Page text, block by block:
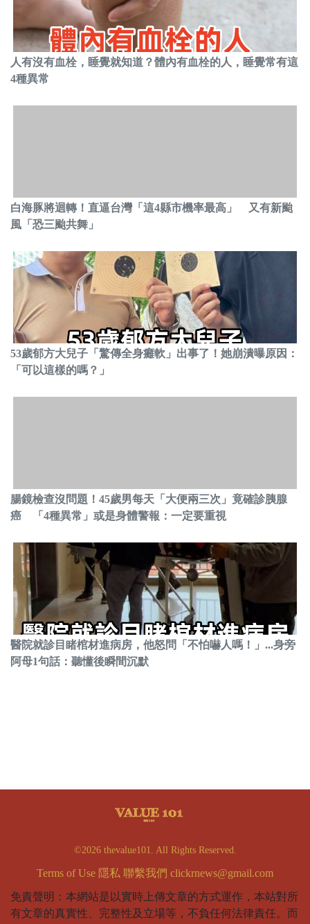
人有沒有血栓，睡覺就知道？體內有血栓的人，睡覺常有這
4種異常
白海豚將迴轉！直逼台灣「這4縣市機率最高」 又有新颱
風「恐三颱共舞」
53歲郁方大兒子「驚傳全身癱軟」出事了！她崩潰曝原因：
「可以這樣的嗎？」
腸鏡檢查沒問題！45歲男每天「大便兩三次」竟確診胰腺
癌 「4種異常」或是身體警報：一定要重視
醫院就診目睹棺材進病房，他怒問「不怕嚇人嗎！」...身旁
阿母1句話：聽懂後瞬間沉默
©2026 thevalue101. All Rights Reserved.
Terms of Use 隱私 聯繫我們 clickrnews@gmail.com
免責聲明：本網站是以實時上傳文章的方式運作，本站對所
有文章的真實性、完整性及立場等，不負任何法律責任。而